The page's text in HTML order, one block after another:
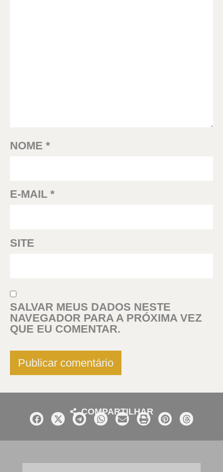
NOME *
E-MAIL *
SITE
SALVAR MEUS DADOS NESTE
NAVEGADOR PARA A PRÓXIMA VEZ
QUE EU COMENTAR.
COMPARTILHAR